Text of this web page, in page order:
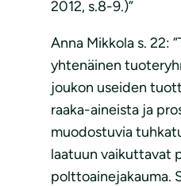
2012, s.8-9.)”
Anna Mikkola s. 22:
yhtenäinen
joukon useiden
raaka-aineista ja
muodostuvia
laatuun vaikuttavat
polttoainejakauma.